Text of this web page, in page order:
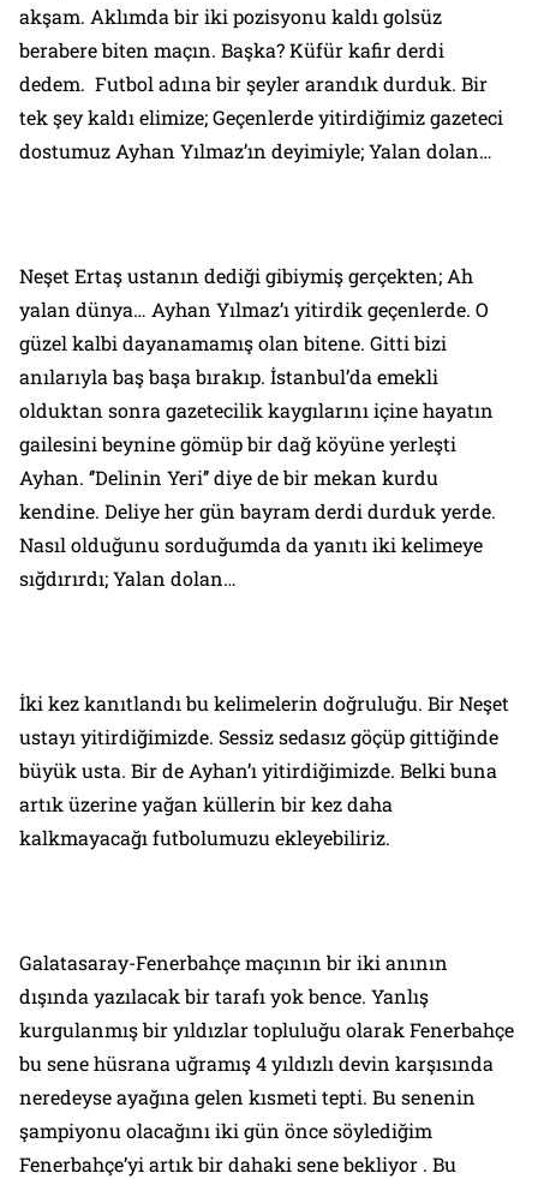
akşam. Aklımda bir iki pozisyonu kaldı golsüz
berabere biten maçın. Başka? Küfür kafir derdi
dedem. Futbol adına bir şeyler arandık durduk. Bir
tek şey kaldı elimize; Geçenlerde yitirdiğimiz gazeteci
dostumuz Ayhan Yılmaz’ın deyimiyle; Yalan dolan…
Neşet Ertaş ustanın dediği gibiymiş gerçekten; Ah
yalan dünya… Ayhan Yılmaz’ı yitirdik geçenlerde. O
güzel kalbi dayanamamış olan bitene. Gitti bizi
anılarıyla baş başa bırakıp. İstanbul’da emekli
olduktan sonra gazetecilik kaygılarını içine hayatın
gailesini beynine gömüp bir dağ köyüne yerleşti
Ayhan. ‘’Delinin Yeri’’ diye de bir mekan kurdu
kendine. Deliye her gün bayram derdi durduk yerde.
Nasıl olduğunu sorduğumda da yanıtı iki kelimeye
sığdırırdı; Yalan dolan…
İki kez kanıtlandı bu kelimelerin doğruluğu. Bir Neşet
ustayı yitirdiğimizde. Sessiz sedasız göçüp gittiğinde
büyük usta. Bir de Ayhan’ı yitirdiğimizde. Belki buna
artık üzerine yağan küllerin bir kez daha
kalkmayacağı futbolumuzu ekleyebiliriz.
Galatasaray-Fenerbahçe maçının bir iki anının
dışında yazılacak bir tarafı yok bence. Yanlış
kurgulanmış bir yıldızlar topluluğu olarak Fenerbahçe
bu sene hüsrana uğramış 4 yıldızlı devin karşısında
neredeyse ayağına gelen kısmeti tepti. Bu senenin
şampiyonu olacağını iki gün önce söylediğim
Fenerbahçe’yi artık bir dahaki sene bekliyor . Bu